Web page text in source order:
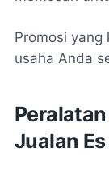
Promosi
usaha Anda
Jualan